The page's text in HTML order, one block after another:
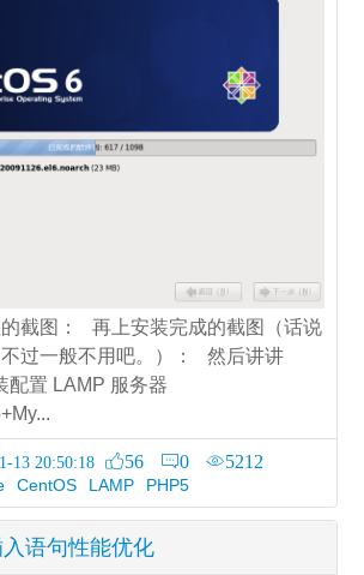
截图： 再上安装完成的截图（话说
过一般不用吧。）： 然后讲讲
配置 LAMP 服务器
13 20:50:18 56 0
5212
CentOS LAMP PHP5
语句性能优化